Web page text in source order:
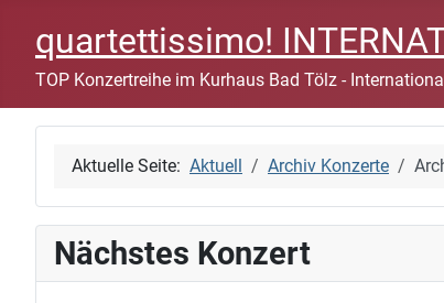
quartettissimo!
TOP Konzertreihe im Kurhaus Bad Tölz -
Aktuelle Seite: Aktuell Archiv Konzerte
Nächstes Konzert